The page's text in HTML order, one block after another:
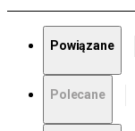
Powiązane
Polecane